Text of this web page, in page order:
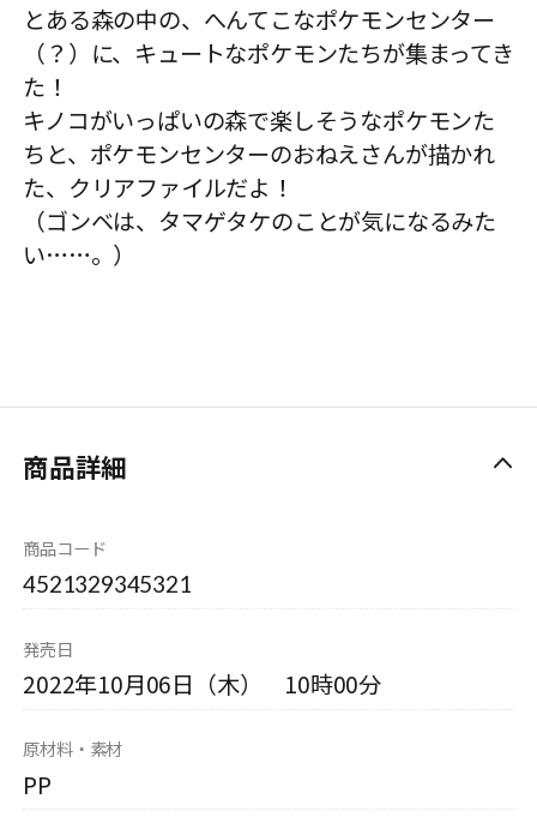
とある森の中の、へんてこなポケモンセンター
（？）に、キュートなポケモンたちが集まってき
た！
キノコがいっぱいの森で楽しそうなポケモンた
ちと、ポケモンセンターのおねえさんが描かれ
た、クリアファイルだよ！
（ゴンベは、タマゲタケのことが気になるみた
い……。）
商品詳細
商品コード
4521329345321
発売日
2022年10月06日（木） 10時00分
原材料・素材
PP